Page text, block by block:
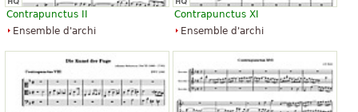
Contrapunctus II
Ensemble d'archi
Contrapunctus XI
Ensemble d'archi